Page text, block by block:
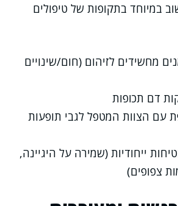
במיוחד בתקופות של טיפולים
מחשידים לזיהום (חום/שינויים
דם תכופות
עם הצוות המטפל לגבי תופעות
ייחודיות (שמירה על היגיינה,
צפופים)